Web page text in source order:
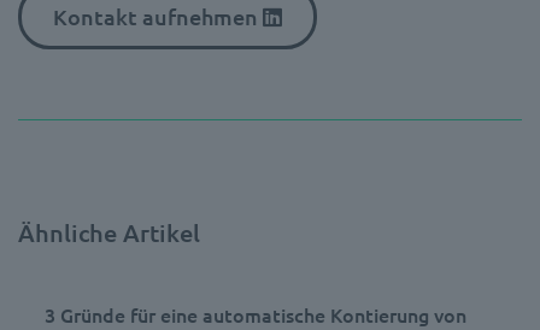
Kontakt aufnehmen
Ähnliche Artikel
3 Gründe für eine automatische Kontierung von